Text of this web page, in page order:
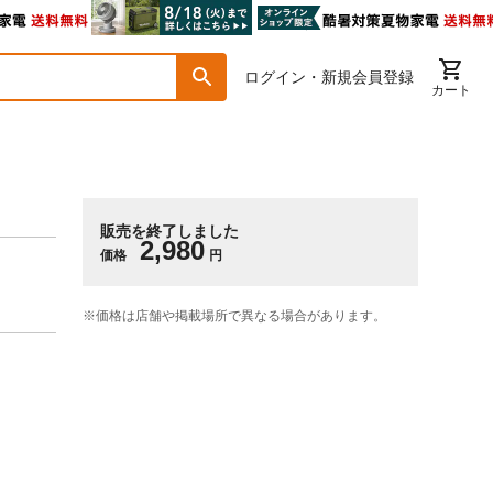
ログイン・新規会員登録
カート
販売を終了しました
価格 2,980 円
※価格は​店舗や​掲載場所で​異なる​場合が​あります。